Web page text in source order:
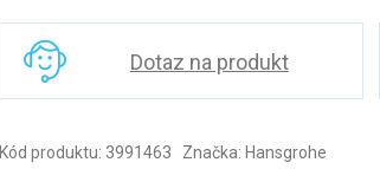
Dotaz na produkt
Kód produktu: 3991463 Značka: Hansgrohe